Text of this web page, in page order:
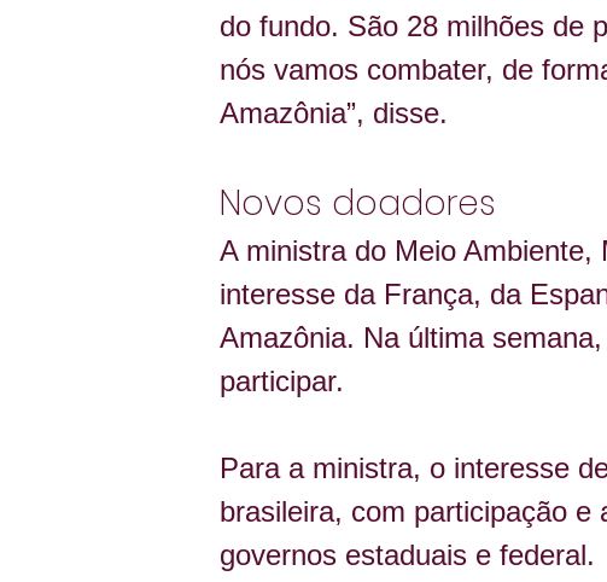
do fundo. São 28 milhões de
nós vamos combater, de
Amazônia”, disse.
Novos doadores
A ministra do Meio
interesse da França, da
Amazônia. Na última
participar.
Para a ministra, o interesse
brasileira, com participação
governos estaduais e federal.